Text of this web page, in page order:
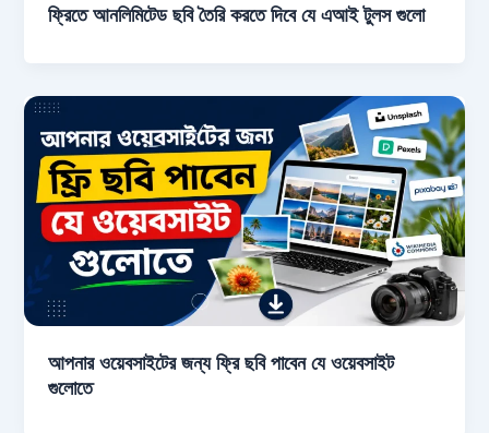
ফ্রিতে আনলিমিটেড ছবি তৈরি করতে দিবে যে এআই টুলস গুলো
আপনার ওয়েবসাইটের জন্য ফ্রি ছবি পাবেন যে ওয়েবসাইট
গুলোতে